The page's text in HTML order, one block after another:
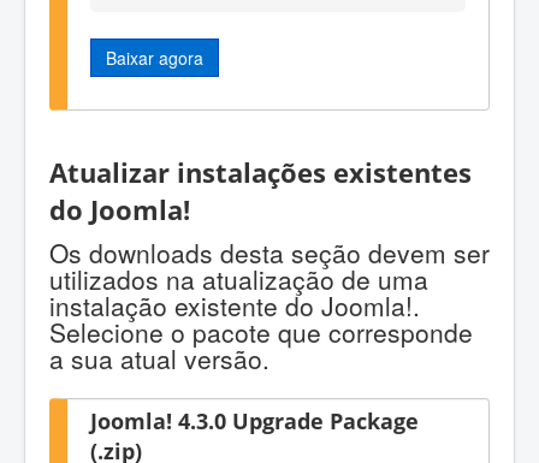
Baixar agora
Atualizar instalações existentes
do Joomla!
Os downloads desta seção devem ser
utilizados na atualização de uma
instalação existente do Joomla!.
Selecione o pacote que corresponde
a sua atual versão.
Joomla! 4.3.0 Upgrade Package
(.zip)